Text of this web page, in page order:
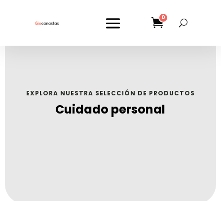
0
EXPLORA NUESTRA SELECCIÓN DE PRODUCTOS
Cuidado personal